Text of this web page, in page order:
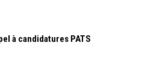
à candidatures PATS